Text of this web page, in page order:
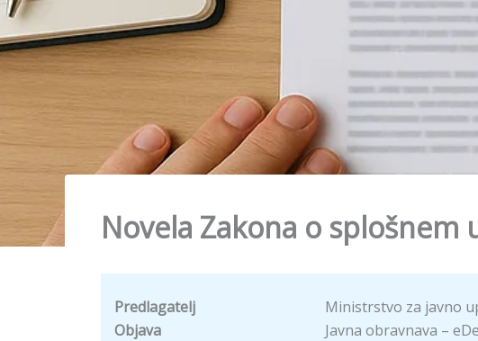
Novela Zakona o
Predlagatelj
Objava
Ministrstvo za javno
Javna obravnava –